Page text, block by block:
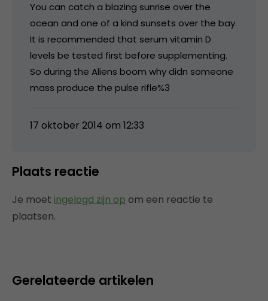
You can catch a blazing sunrise over the
ocean and one of a kind sunsets over the bay.
It is recommended that serum vitamin D
levels be tested first before supplementing.
So during the Aliens boom why didn someone
mass produce the pulse rifle%3
17 oktober 2014 om 12:33
Plaats reactie
Je moet ingelogd zijn op om een reactie te
plaatsen.
Gerelateerde artikelen